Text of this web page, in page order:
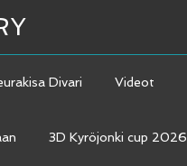
Divari Videot
3D Kyröjonki cup 2026